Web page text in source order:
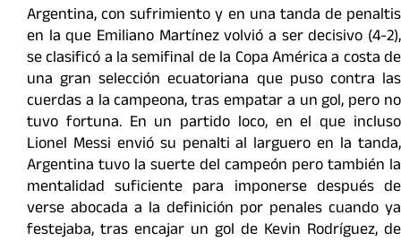
Argentina, con sufrimiento y en una tanda de penaltis
en la que Emiliano Martínez volvió a ser decisivo (4-2),
se clasificó a la semifinal de la Copa América a costa de
una gran selección ecuatoriana que puso contra las
cuerdas a la campeona, tras empatar a un gol, pero no
tuvo fortuna. En un partido loco, en el que incluso
Lionel Messi envió su penalti al larguero en la tanda,
Argentina tuvo la suerte del campeón pero también la
mentalidad suficiente para imponerse después de
verse abocada a la definición por penales cuando ya
festejaba, tras encajar un gol de Kevin Rodríguez, de